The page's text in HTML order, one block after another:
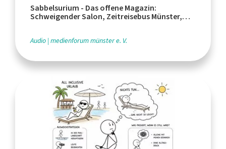
Sabbelsurium - Das offene Magazin:
Schweigender Salon, Zeitreisebus Münster,
Audio medienforum münster e. V.